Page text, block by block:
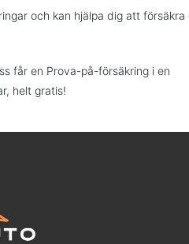
och kan hjälpa dig att försäkra
får en Prova-på-försäkring i en
helt gratis!